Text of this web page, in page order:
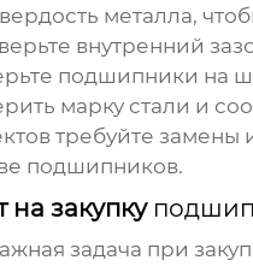
металла,
внутренний
подшипники на
марку стали и
требуйте замены
подшипников.
на закупку
задача при